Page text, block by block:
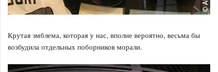
Крутая эмблема, которая у нас, вполне вероятно, весьма бы
возбудила отдельных поборников морали.